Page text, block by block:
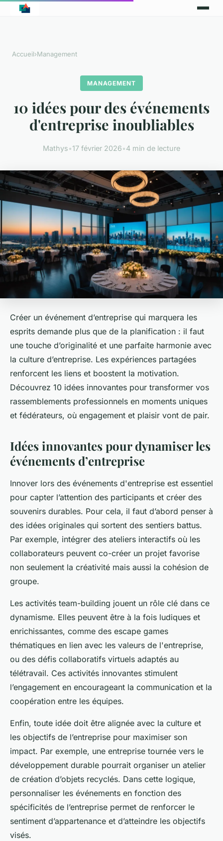
Accueil›Management
MANAGEMENT
10 idées pour des événements
d'entreprise inoubliables
Mathys•17 février 2026•4 min de lecture
Créer un événement d’entreprise qui marquera les
esprits demande plus que de la planification : il faut
une touche d’originalité et une parfaite harmonie avec
la culture d’entreprise. Les expériences partagées
renforcent les liens et boostent la motivation.
Découvrez 10 idées innovantes pour transformer vos
rassemblements professionnels en moments uniques
et fédérateurs, où engagement et plaisir vont de pair.
Idées innovantes pour dynamiser les
événements d’entreprise
Innover lors des événements d'entreprise est essentiel
pour capter l’attention des participants et créer des
souvenirs durables. Pour cela, il faut d’abord penser à
des idées originales qui sortent des sentiers battus.
Par exemple, intégrer des ateliers interactifs où les
collaborateurs peuvent co-créer un projet favorise
non seulement la créativité mais aussi la cohésion de
groupe.
Les activités team-building jouent un rôle clé dans ce
dynamisme. Elles peuvent être à la fois ludiques et
enrichissantes, comme des escape games
thématiques en lien avec les valeurs de l'entreprise,
ou des défis collaboratifs virtuels adaptés au
télétravail. Ces activités innovantes stimulent
l’engagement en encourageant la communication et la
coopération entre les équipes.
Enfin, toute idée doit être alignée avec la culture et
les objectifs de l’entreprise pour maximiser son
impact. Par exemple, une entreprise tournée vers le
développement durable pourrait organiser un atelier
de création d’objets recyclés. Dans cette logique,
personnaliser les événements en fonction des
spécificités de l’entreprise permet de renforcer le
sentiment d’appartenance et d’atteindre les objectifs
visés.